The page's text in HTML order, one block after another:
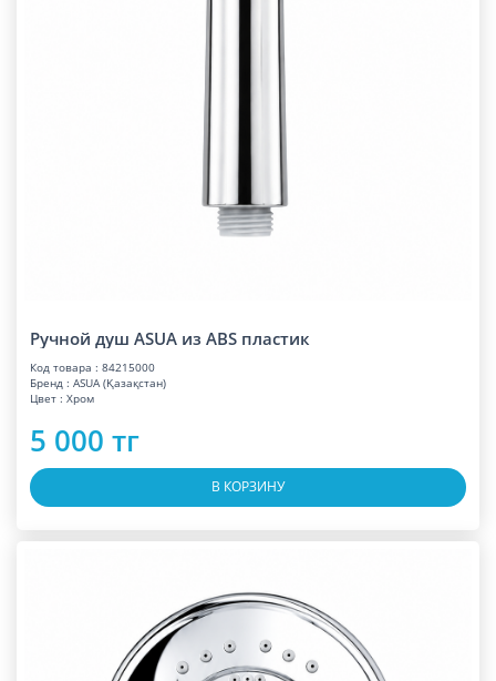
Ручной душ ASUA из ABS пластик
Код товара : 84215000
Бренд : ASUA (Қазақстан)
Цвет : Хром
5 000 тг
В КОРЗИНУ